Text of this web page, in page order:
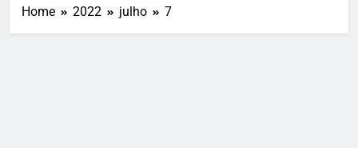
Home 2022 julho 7